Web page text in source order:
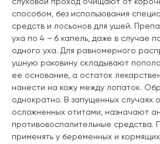
способом, без использования
средств и лосьонов для ушей.
уха по 4 – 6 капель, даже в случае
одного уха. Для равномерного
ушную раковину складывают
ее основание, а остаток
нанести на кожу между лопаток.
однократно. В запущенных случаях
осложненных отитами, назначают
противовоспалительные средства.
применять у беременных и